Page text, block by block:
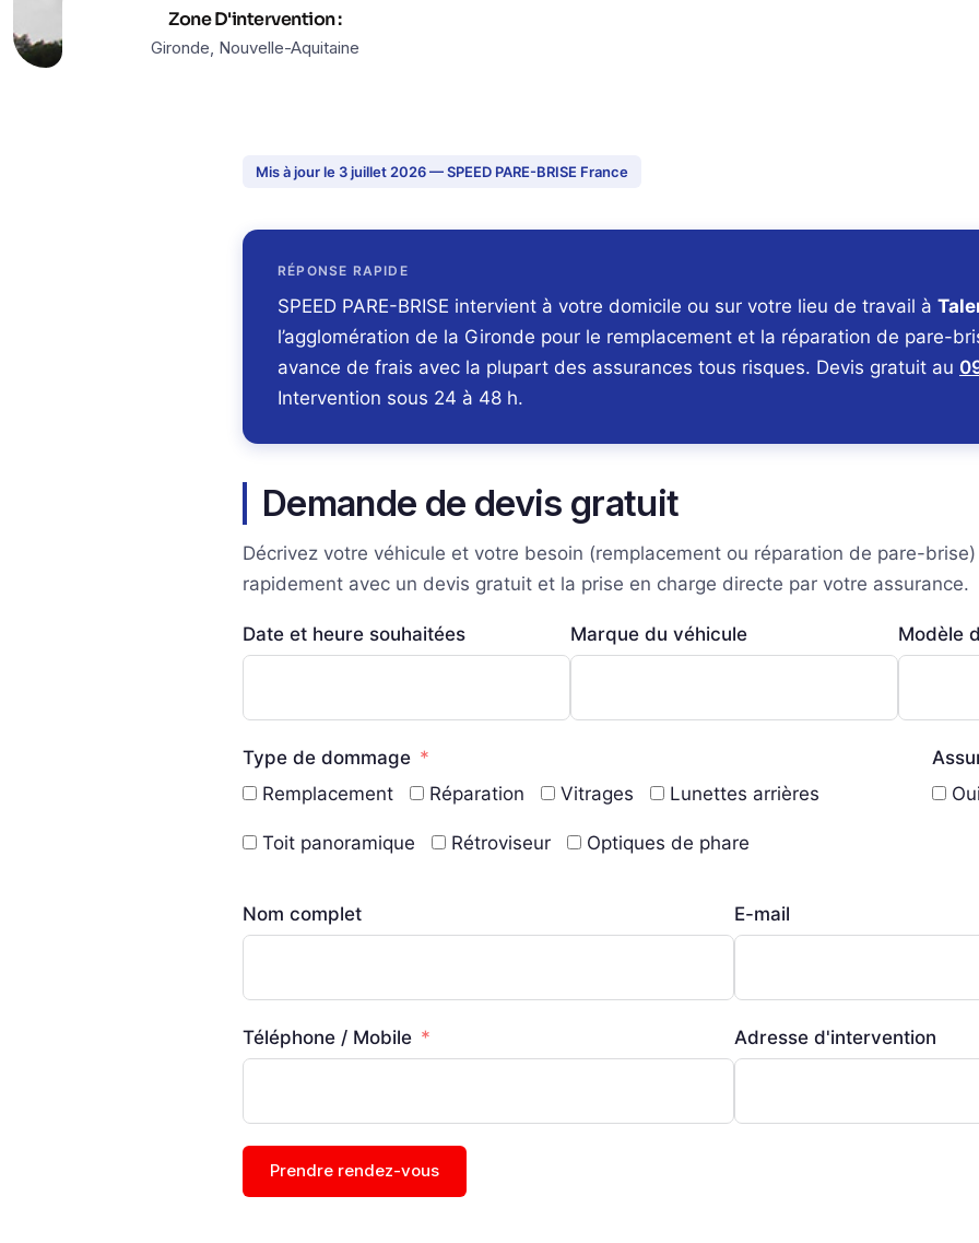
Zone D'intervention :
Gironde, Nouvelle-Aquitaine
Mis à jour le 3 juillet 2026 — SPEED PARE-BRISE France
RÉPONSE RAPIDE
SPEED PARE-BRISE intervient à votre domicile ou sur votre lieu de travail à
l’agglomération de la Gironde pour le remplacement et la réparation de pare-
avance de frais avec la plupart des assurances tous risques. Devis gratuit au
Intervention sous 24 à 48 h.
Demande de devis gratuit
Décrivez votre véhicule et votre besoin (remplacement ou réparation de pare-
rapidement avec un devis gratuit et la prise en charge directe par votre assurance.
Date et heure souhaitées Marque du véhicule Modèle
Type de dommage
Remplacement
Réparation Vitrages Lunettes arrières
Toit panoramique Rétroviseur Optiques de phare
Oui
Nom complet E-mail
Téléphone / Mobile Adresse d'intervention
Prendre rendez-vous